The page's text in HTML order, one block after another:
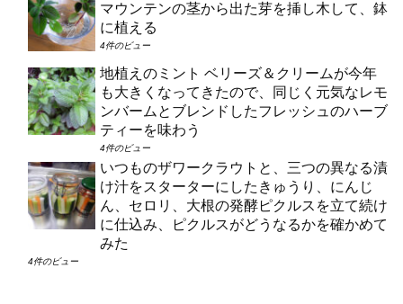
マウンテンの茎から出た芽を挿し木して、鉢
に植える
4件のビュー
地植えのミント ベリーズ＆クリームが今年
も大きくなってきたので、同じく元気なレモ
ンバームとブレンドしたフレッシュのハーブ
ティーを味わう
4件のビュー
いつものザワークラウトと、三つの異なる漬
け汁をスターターにしたきゅうり、にんじ
ん、セロリ、大根の発酵ピクルスを立て続け
に仕込み、ピクルスがどうなるかを確かめて
みた
4件のビュー